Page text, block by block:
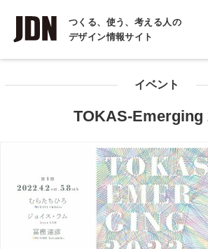
つくる、使う、考える人の
デザイン情報サイト
INTERVIEW
インタビュー
イベント
TOKAS-Emerging